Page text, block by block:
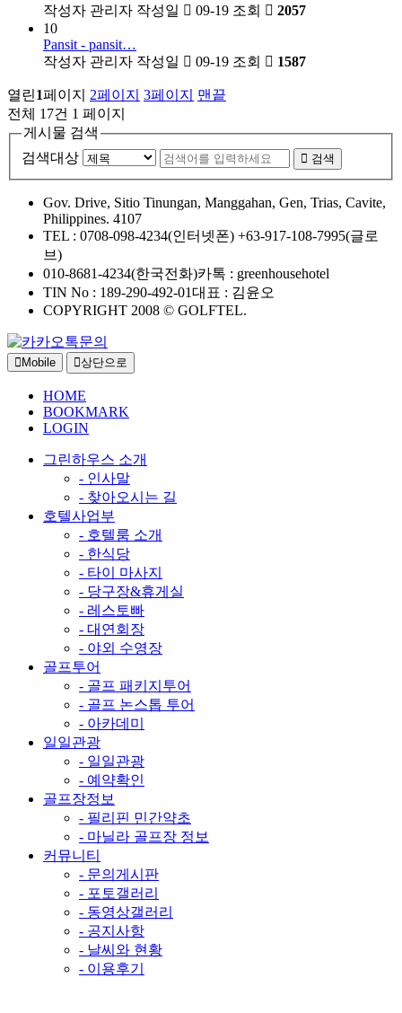
작성자 관리자 작성일 09-19 조회
2057
10
Pansit - pansit…
작성자 관리자 작성일 09-19 조회 1587
열린1페이지 2페이지 3페이지
맨끝
전체 17건 1 페이지
게시물 검색
검색대상
검색
Gov. Drive, Sitio Tinungan, Manggahan, Gen, Trias, Cavite,
Philippines. 4107
TEL : 0708-098-4234(인터넷폰) +63-917-108-7995(글로
브)
010-8681-4234(한국전화)카톡 : greenhousehotel
TIN No : 189-290-492-01대표 : 김윤오
COPYRIGHT 2008 © GOLFTEL.
Mobile 상단으로
HOME
BOOKMARK
LOGIN
그린하우스 소개
- 인사말
- 찾아오시는 길
호텔사업부
- 호텔룸 소개
- 한식당
- 타이 마사지
- 당구장&휴게실
- 레스토빠
- 대연회장
- 야외 수영장
골프투어
- 골프 패키지투어
- 골프 논스톱 투어
- 아카데미
일일관광
- 일일관광
- 예약확인
골프장정보
- 필리핀 민간약초
- 마닐라 골프장 정보
커뮤니티
- 문의게시판
- 포토갤러리
- 동영상갤러리
- 공지사항
- 날씨와 현황
- 이용후기